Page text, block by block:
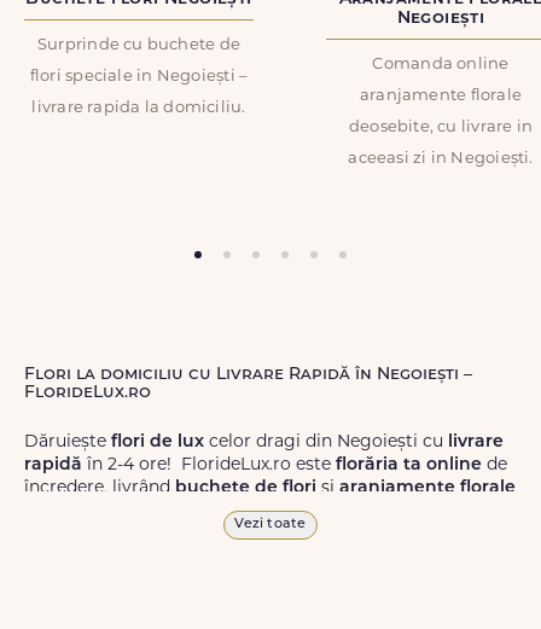
Surprinde cu buchete de
flori speciale in Negoiești –
livrare rapida la domiciliu.
Negoiești
Comanda online
aranjamente florale
deosebite, cu livrare in
aceeasi zi in Negoiești.
Flori la domiciliu cu Livrare Rapidă în Negoiești –
FlorideLux.ro
Dăruiește flori de lux celor dragi din Negoiești cu livrare
rapidă în 2-4 ore! FlorideLux.ro este florăria ta online de
încredere, livrând buchete de flori și aranjamente florale
de calitate superioară în Negoiești și în toată România.
Vezi toate